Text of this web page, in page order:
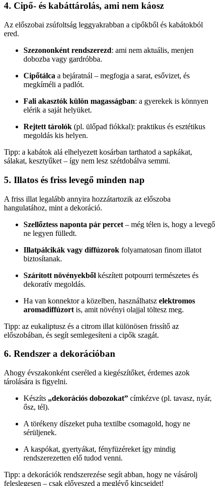
4. Cipő- és kabáttárolás, ami nem káosz
Az előszobai zsúfoltság leggyakrabban a cipőkből és kabátokból
ered.
Szezononként rendszerezd: ami nem aktuális, menjen
dobozba vagy gardróbba.
Cipőtálca a bejáratnál – megfogja a sarat, esővizet, és
megkíméli a padlót.
Fali akasztók külön magasságban: a gyerekek is könnyen
elérik a saját helyüket.
Rejtett tárolók (pl. ülőpad fiókkal): praktikus és esztétikus
megoldás kis helyen.
Tipp: a kabátok alá elhelyezett kosárban tarthatod a sapkákat,
sálakat, kesztyűket – így nem lesz szétdobálva semmi.
5. Illatos és friss levegő minden nap
A friss illat legalább annyira hozzátartozik az előszoba
hangulatához, mint a dekoráció.
Szellőztess naponta pár percet – még télen is, hogy a levegő
ne legyen fülledt.
Illatpálcikák vagy diffúzorok folyamatosan finom illatot
biztosítanak.
Szárított növényekből készített potpourri természetes és
dekoratív megoldás.
Ha van konnektor a közelben, használhatsz elektromos
aromadiffúzort is, amit növényi olajjal töltesz meg.
Tipp: az eukaliptusz és a citrom illat különösen frissítő az
előszobában, és segít semlegesíteni a cipők szagát.
6. Rendszer a dekorációban
Ahogy évszakonként cseréled a kiegészítőket, érdemes azok
tárolására is figyelni.
Készíts „dekorációs dobozokat” címkézve (pl. tavasz, nyár,
ősz, tél).
A törékeny díszeket puha textilbe csomagold, hogy ne
sérüljenek.
A kaspókat, gyertyákat, fényfüzéreket így mindig
rendszerezetten elő tudod venni.
Tipp: a dekorációk rendszerezése segít abban, hogy ne vásárolj
feleslegesen – csak előveszed a meglévő kincseidet!